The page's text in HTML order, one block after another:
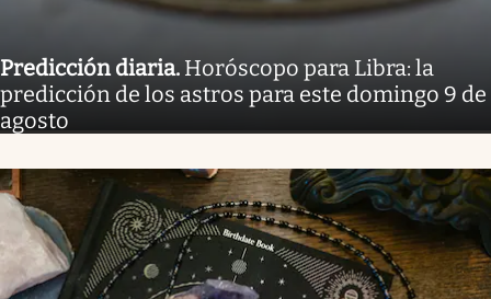
Predicción diaria. Horóscopo para Libra: la
predicción de los astros para este domingo 9 de
agosto